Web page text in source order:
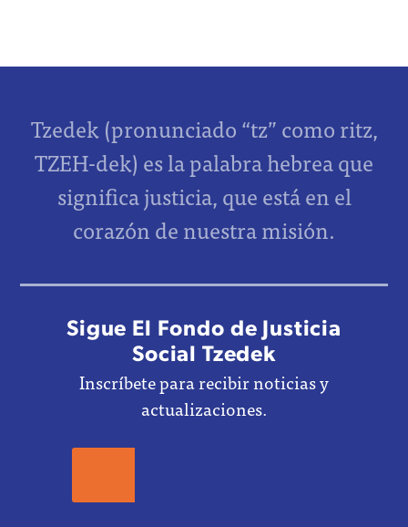
Tzedek (pronunciado “tz” como ritz,
TZEH-dek) es la palabra hebrea que
significa justicia, que está en el
corazón de nuestra misión.
Sigue El Fondo de Justicia
Social Tzedek
Inscríbete para recibir noticias y
actualizaciones.